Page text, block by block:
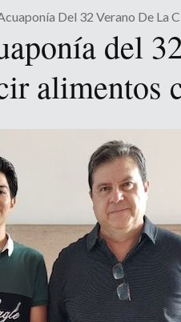
Del 32 Verano De La
del
alimentos